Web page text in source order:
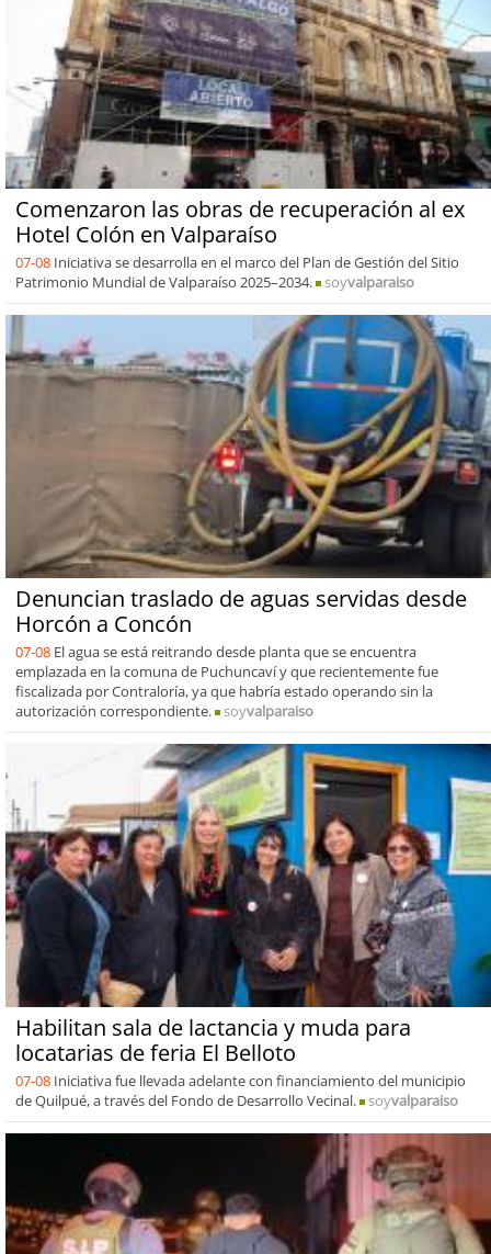
Comenzaron las obras de recuperación al ex
Hotel Colón en Valparaíso
07-08 Iniciativa se desarrolla en el marco del Plan de Gestión del Sitio
Patrimonio Mundial de Valparaíso 2025–2034.
soyvalparaiso
Denuncian traslado de aguas servidas desde
Horcón a Concón
07-08 El agua se está reitrando desde planta que se encuentra
emplazada en la comuna de Puchuncaví y que recientemente fue
fiscalizada por Contraloría, ya que habría estado operando sin la
autorización correspondiente.
soyvalparaiso
Habilitan sala de lactancia y muda para
locatarias de feria El Belloto
07-08 Iniciativa fue llevada adelante con financiamiento del municipio
de Quilpué, a través del Fondo de Desarrollo Vecinal.
soyvalparaiso